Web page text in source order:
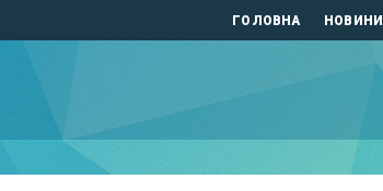
ГОЛОВНА НОВИНИ